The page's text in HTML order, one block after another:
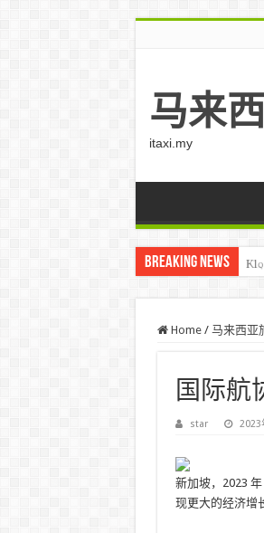
马来
itaxi.my
Breaking News
Home / 马来西亚
国际航
star 2023
新加坡，2023
现更大的经济增